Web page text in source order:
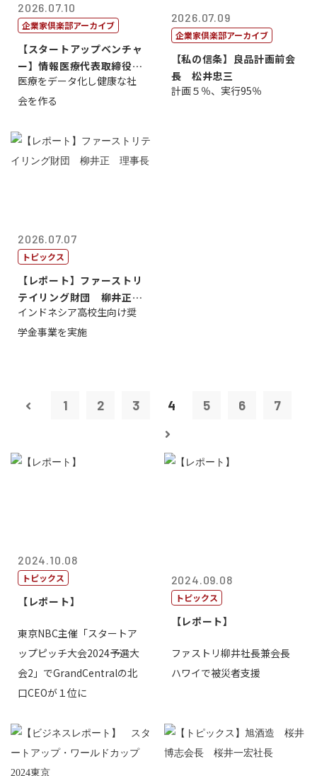
2026.07.10
企業家倶楽部アーカイブ
【スタートアップベンチャ
ー】情報医療代表取締役
原 聖吾
医療をデータ化し健康な社
会を作る
2026.07.09
企業家倶楽部アーカイブ
【私の信条】良品計画前会
長 松井忠三
計画５％、実行95％
2026.07.07
トピックス
【レポート】ファーストリ
テイリング財団 柳井正
理事長
インドネシア高校生向け奨
学金事業を実施
1 2 3 4 5 6 7
2024.10.08
トピックス
【レポート】
東京NBC主催「スタートア
ップピッチ大会2024予選大
会2」でGrandCentralの北
口CEOが１位に
2024.09.08
トピックス
【レポート】
ファストリ柳井社長兼会長
ハワイで被災者支援